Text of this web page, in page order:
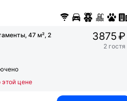
47 м², 2
этой цене
3875 ₽
2 гостя